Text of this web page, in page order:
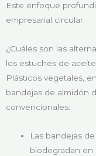
Este enfoque
empresarial circular.
¿Cuáles son las
los estuches de
Plásticos vegetales,
bandejas de almidón
convencionales:
Las bandejas
biodegradan en